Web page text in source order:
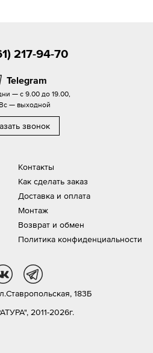
Контакты
Как сделать заказ
Доставка и оплата
Монтаж
Возврат и обмен
Политика конфиденциальности
217-94-70
Telegram
— с 9.00 до 19.00,
— выходной
звонок
2011-2026г.
183Б
vk